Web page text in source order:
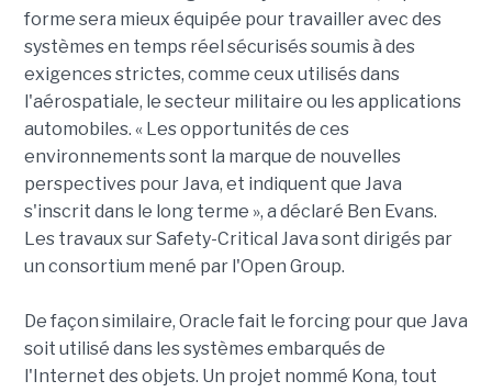
forme sera mieux équipée pour travailler avec des
systèmes en temps réel sécurisés soumis à des
exigences strictes, comme ceux utilisés dans
l'aérospatiale, le secteur militaire ou les applications
automobiles. « Les opportunités de ces
environnements sont la marque de nouvelles
perspectives pour Java, et indiquent que Java
s'inscrit dans le long terme », a déclaré Ben Evans.
Les travaux sur Safety-Critical Java sont dirigés par
un consortium mené par l'Open Group.
De façon similaire, Oracle fait le forcing pour que Java
soit utilisé dans les systèmes embarqués de
l'Internet des objets. Un projet nommé Kona, tout